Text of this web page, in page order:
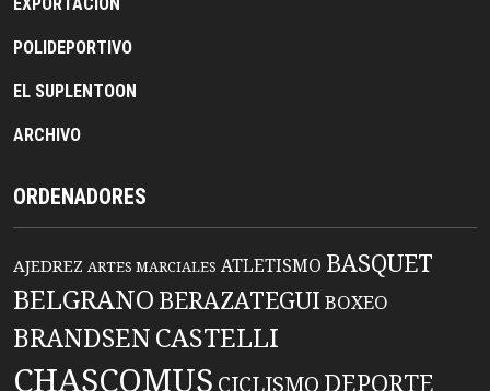
EXPORTACION
POLIDEPORTIVO
EL SUPLENTOON
ARCHIVO
ORDENADORES
AJEDREZ ARTES MARCIALES ATLETISMO BASQUET
BELGRANO BERAZATEGUIBOXEO
BRANDSENCASTELLI
CHASCOMUS CICLISMO DEPORTE